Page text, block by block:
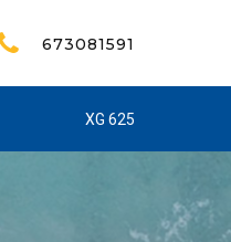
673081591
XG 625